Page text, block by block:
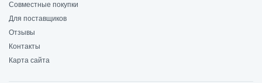
Совместные покупки
Для поставщиков
Отзывы
Контакты
Карта сайта